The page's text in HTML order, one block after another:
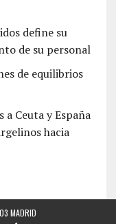
define su
de su personal
de equilibrios
Ceuta y España
hacia
MADRID